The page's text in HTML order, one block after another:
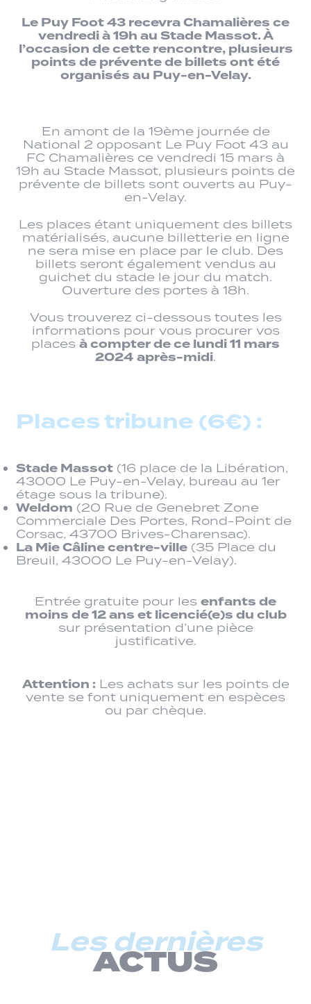
Le Puy Foot 43 recevra Chamalières ce
vendredi à 19h au Stade Massot. À
l’occasion de cette rencontre, plusieurs
points de prévente de billets ont été
organisés au Puy-en-Velay.
En amont de la 19ème journée de
National 2 opposant Le Puy Foot 43 au
FC Chamalières ce vendredi 15 mars à
19h au Stade Massot, plusieurs points de
prévente de billets sont ouverts au Puy-
en-Velay.
Les places étant uniquement des billets
matérialisés, aucune billetterie en ligne
ne sera mise en place par le club. Des
billets seront également vendus au
guichet du stade le jour du match.
Ouverture des portes à 18h.
Vous trouverez ci-dessous toutes les
informations pour vous procurer vos
places à compter de ce lundi 11 mars
2024 après-midi.
Places tribune (6€) :
Stade Massot (16 place de la Libération,
43000 Le Puy-en-Velay, bureau au 1er
étage sous la tribune).
Weldom (20 Rue de Genebret Zone
Commerciale Des Portes, Rond-Point de
Corsac, 43700 Brives-Charensac).
La Mie Câline centre-ville (35 Place du
Breuil, 43000 Le Puy-en-Velay).
Entrée gratuite pour les enfants de
moins de 12 ans et licencié(e)s du club
sur présentation d’une pièce
justificative.
Attention :Les achats sur les points de
vente se font uniquement en espèces
ou par chèque.
Les dernières
ACTUS